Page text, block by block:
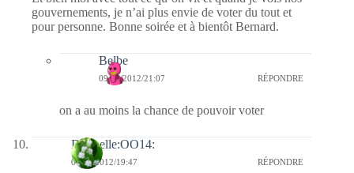
gouvernements, je n’ai plus envie de voter du tout et
pour personne. Bonne soirée et à bientôt Bernard.
Belbe
09/02/2012/21:07 RÉPONDRE
on a au moins la chance de pouvoir voter
Dani-elle:OO14:
09/02/2012/19:47 RÉPONDRE